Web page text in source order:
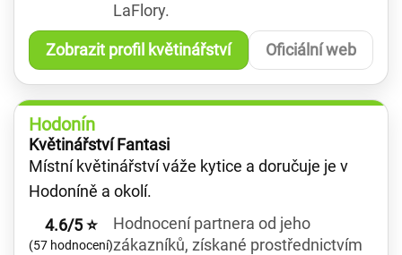
LaFlory.
Zobrazit profil květinářství Oficiální web
Hodonín
Květinářství Fantasi
Místní květinářství váže kytice a doručuje je v
Hodoníně a okolí.
4.6/5 ⭐
(57 hodnocení)
Hodnocení partnera od jeho
zákazníků, získané prostřednictvím